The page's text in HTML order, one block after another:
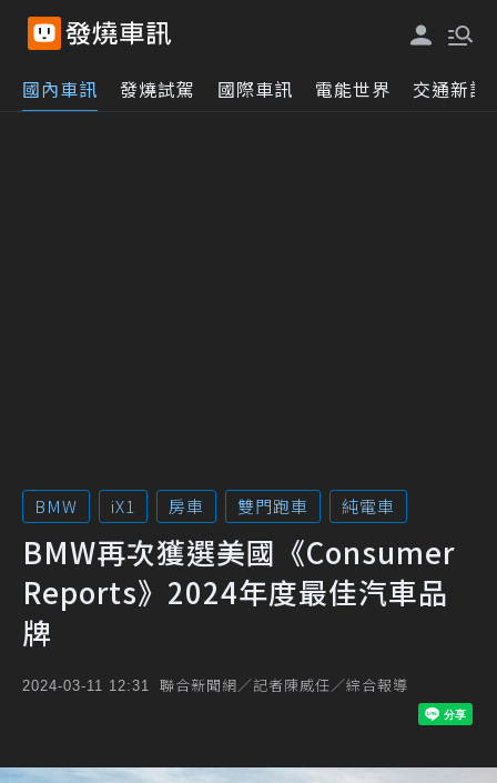
國內車訊 發燒試駕 國際車訊 電能世界 交通新訊
BMW iX1 房車 雙門跑車 純電車
BMW再次獲選美國《Consumer
Reports》2024年度最佳汽車品
牌
2024-03-11 12:31 聯合新聞網／記者陳威任／綜合報導